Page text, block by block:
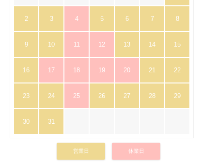
2 3 4 5 6 7 8
9 10 11 12 13 14 15
16 17 18 19 20 21 22
23 24 25 26 27 28 29
30 31
営業日 休業日